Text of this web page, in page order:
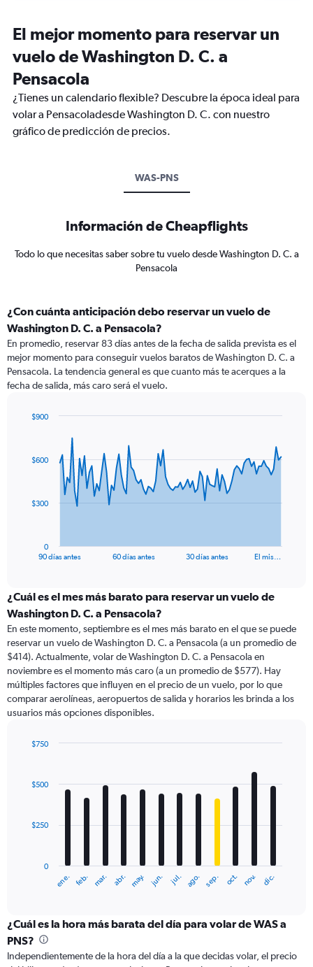
El mejor momento para reservar un
vuelo de Washington D. C. a
Pensacola
¿Tienes un calendario flexible? Descubre la época ideal para
volar a Pensacoladesde Washington D. C. con nuestro
gráfico de predicción de precios.
WAS-PNS
Información de Cheapflights
Todo lo que necesitas saber sobre tu vuelo desde Washington D. C. a
Pensacola
¿Con cuánta anticipación debo reservar un vuelo de
Washington D. C. a Pensacola?
En promedio, reservar 83 días antes de la fecha de salida prevista es el
mejor momento para conseguir vuelos baratos de Washington D. C. a
Pensacola. La tendencia general es que cuanto más te acerques a la
fecha de salida, más caro será el vuelo.
data
The
categories.
Range:
categories.
The
chart
has
1
Y
axis
values.
to
90 días antes 60 días antes 30 días antes El mis…
0
$300
$600
$900
¿Cuál es el mes más barato para reservar un vuelo de
Washington D. C. a Pensacola?
En este momento, septiembre es el mes más barato en el que se puede
reservar un vuelo de Washington D. C. a Pensacola (a un promedio de
$414). Actualmente, volar de Washington D. C. a Pensacola en
noviembre es el momento más caro (a un promedio de $577). Hay
múltiples factores que influyen en el precio de un vuelo, por lo que
comparar aerolíneas, aeropuertos de salida y horarios les brinda a los
usuarios más opciones disponibles.
with
12
The
categories.
Range:
categories.
ene. feb. mar. abr. may. jun. jul. ago. sep. oct. nov. dic.
0
$250
$500
$750
¿Cuál es la hora más barata del día para volar de WAS a
PNS?
Independientemente de la hora del día a la que decidas volar, el precio